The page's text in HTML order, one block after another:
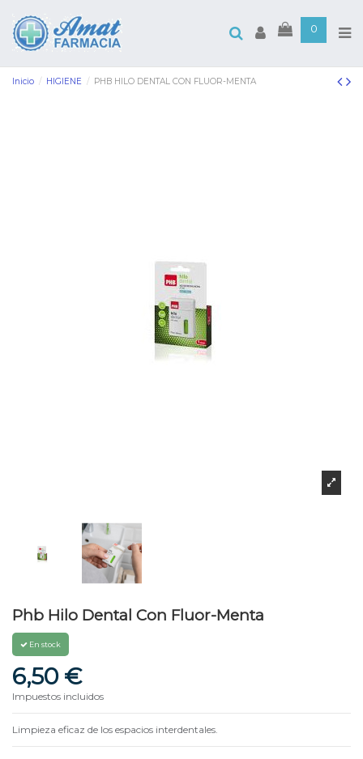
0
Inicio HIGIENE PHB HILO DENTAL CON FLUOR-MENTA
Phb Hilo Dental Con Fluor-Menta
En stock
6,50 €
Impuestos incluidos
Limpieza eficaz de los espacios interdentales.